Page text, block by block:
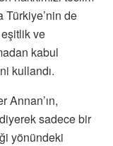
Türkiye’nin de
ve
kabul
kullandı.
Annan’ın,
sadece bir
yönündeki